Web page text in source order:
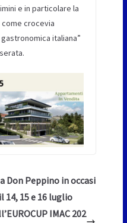
e in particolare la
crocevia
italiana”
Don Peppino in occasi
14, 15 e 16 luglio
IMAC 202